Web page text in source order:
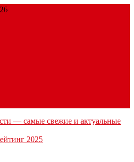
дня в Тульской области на сайте